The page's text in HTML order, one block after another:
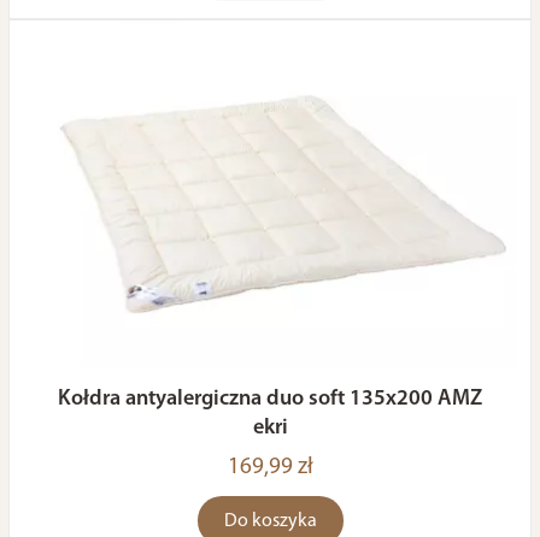
Kołdra antyalergiczna duo soft 135x200 AMZ
ekri
169,99 zł
Do koszyka